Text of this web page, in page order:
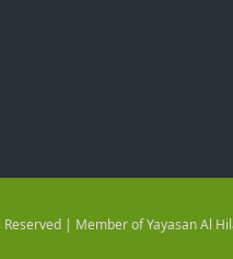
| Member of Yayasan Al